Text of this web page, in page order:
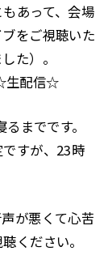
あって、会場
をご視聴いた
た）。
生配信☆
までです。
すが、23時
が悪くて心苦
ください。